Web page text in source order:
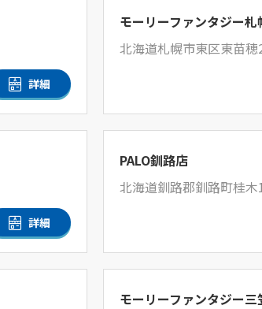
詳細
モーリーファンタジー札
北海道札幌市東区東苗
詳細
PALO釧路店
北海道釧路郡釧路町桂
モーリーファンタジー三